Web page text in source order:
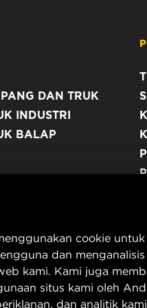
DAN TRUK
INDUSTRI
BALAP
cookie
dan
kami. Kami juga
situs kami oleh
dan analitik